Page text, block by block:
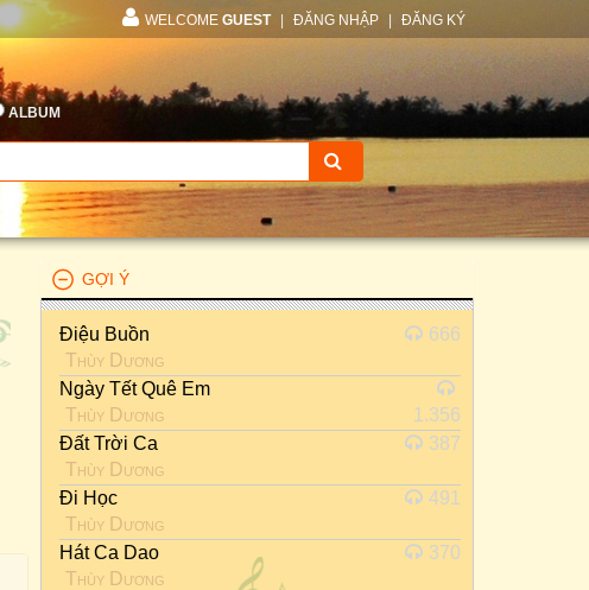
WELCOME GUEST ĐĂNG NHẬP ĐĂNG KÝ
ALBUM
GỢI Ý
Điệu Buồn
Thùy Dương
666
Ngày Tết Quê Em
Thùy Dương
1.356
Đất Trời Ca
Thùy Dương
387
Đi Học
Thùy Dương
491
Hát Ca Dao
Thùy Dương
370